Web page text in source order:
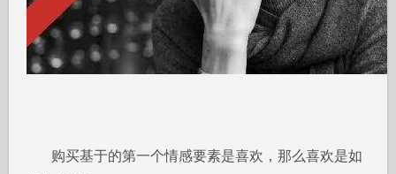
购买基于的第一个情感要素是喜欢，那么喜欢是如